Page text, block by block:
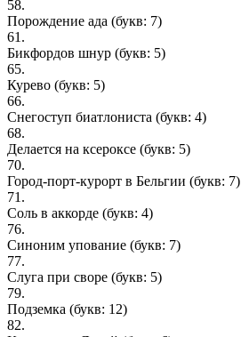
58.
Порождение ада (букв: 7)
61.
Бикфордов шнур (букв: 5)
65.
Курево (букв: 5)
66.
Снегоступ биатлониста (букв: 4)
68.
Делается на ксероксе (букв: 5)
70.
Город-порт-курорт в Бельгии (букв: 7)
71.
Соль в аккорде (букв: 4)
76.
Синоним упование (букв: 7)
77.
Слуга при своре (букв: 5)
79.
Подземка (букв: 12)
82.